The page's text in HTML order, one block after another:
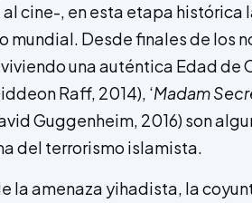
cine-, en esta etapa histórica
mundial. Desde finales de los
una auténtica Edad de
Raff, 2014), ‘Madam
Guggenheim, 2016) son
del terrorismo islamista.
la amenaza yihadista, la